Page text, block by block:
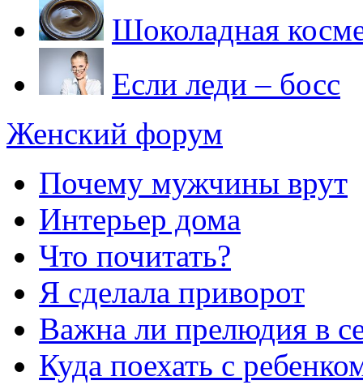
Шоколадная
Если леди – босс
Женский форум
Почему мужчины врут
Интерьер дома
Что почитать?
Я сделала приворот
Важна ли прелюдия в
Куда поехать с